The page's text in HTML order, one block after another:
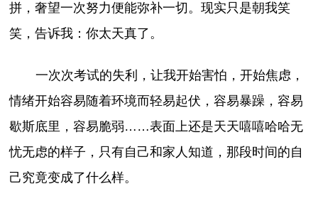
拼，奢望一次努力便能弥补一切。现实只是朝我笑
笑，告诉我：你太天真了。
一次次考试的失利，让我开始害怕，开始焦虑，
情绪开始容易随着环境而轻易起伏，容易暴躁，容易
歇斯底里，容易脆弱……表面上还是天天嘻嘻哈哈无
忧无虑的样子，只有自己和家人知道，那段时间的自
己究竟变成了什么样。